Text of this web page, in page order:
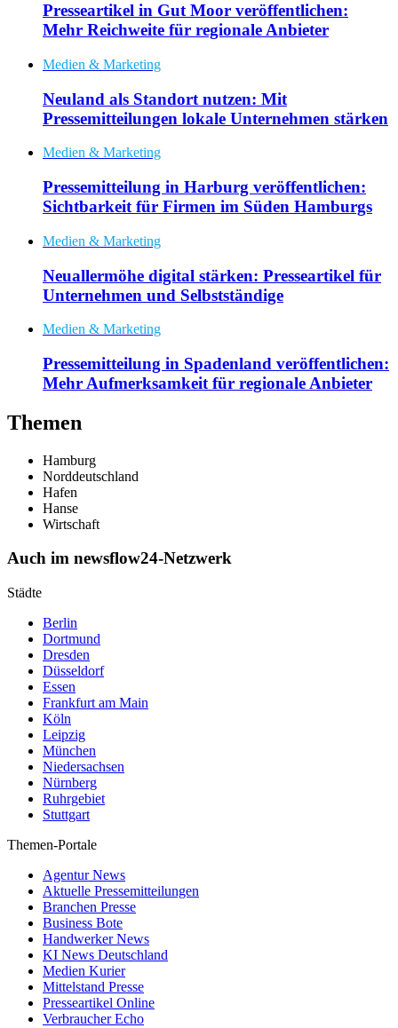
Presseartikel in Gut Moor veröffentlichen:
Mehr Reichweite für regionale Anbieter
Medien & Marketing
Neuland als Standort nutzen: Mit
Pressemitteilungen lokale Unternehmen stärken
Medien & Marketing
Pressemitteilung in Harburg veröffentlichen:
Sichtbarkeit für Firmen im Süden Hamburgs
Medien & Marketing
Neuallermöhe digital stärken: Presseartikel für
Unternehmen und Selbstständige
Medien & Marketing
Pressemitteilung in Spadenland veröffentlichen:
Mehr Aufmerksamkeit für regionale Anbieter
Themen
Hamburg
Norddeutschland
Hafen
Hanse
Wirtschaft
Auch im newsflow24-Netzwerk
Städte
Berlin
Dortmund
Dresden
Düsseldorf
Essen
Frankfurt am Main
Köln
Leipzig
München
Niedersachsen
Nürnberg
Ruhrgebiet
Stuttgart
Themen-Portale
Agentur News
Aktuelle Pressemitteilungen
Branchen Presse
Business Bote
Handwerker News
KI News Deutschland
Medien Kurier
Mittelstand Presse
Presseartikel Online
Verbraucher Echo